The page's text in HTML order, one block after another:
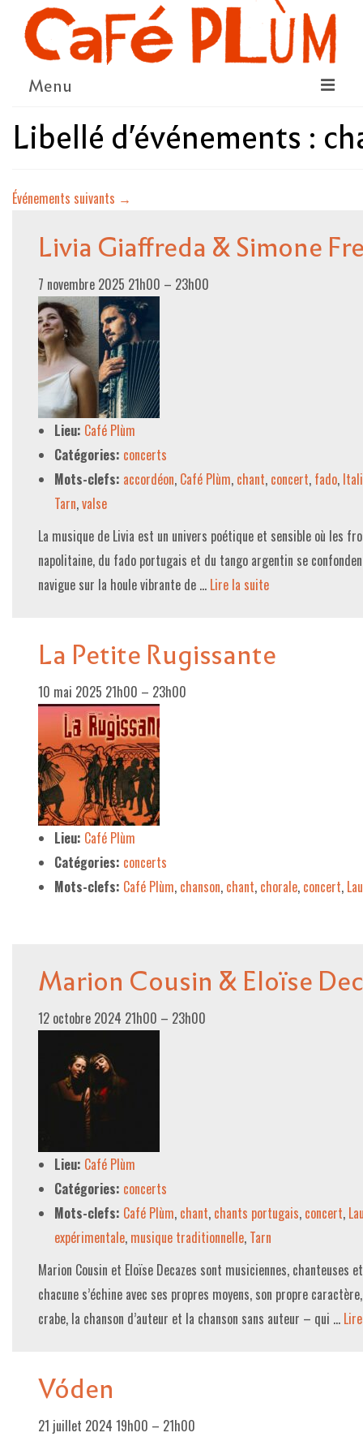
Menu
LE PROJET
LE CONSEIL COOPÉRATIF
DÉTAIL DES ÉVÉNEMENTS
LA SAISON CULTURELLE
AMI·ES ARTISTES
LE PROJET DE TERRITOIRE
LE CAFÉ/RESTO
LES FORMULES
LA CARTE
NOS FOURNISSEUR·EUSE·S
LA LIBRAIRIE
UNE LIBRAIRIE INDÉPENDANTE
LES EXPOSITIONS
INFOS & ACCESSIBILITÉ
Libellé d'événements :
Événements suivants →
Livia Giaffreda & Simone
7 novembre 2025 21h00 – 23h00
Lieu: Café Plùm
Catégories: concerts
Mots-clefs: accordéon, Café Plùm, chant, concert, fado,
Tarn,valse
La musique de Livia est un univers poétique et sensible où les
napolitaine, du fado portugais et du tango argentin se
navigue sur la houle vibrante de … Lire la suite­­
La Petite Rugissante
10 mai 2025 21h00 – 23h00
Lieu: Café Plùm
Catégories: concerts
Mots-clefs: Café Plùm, chanson, chant, chorale, concert,
Marion Cousin & Eloïse
12 octobre 2024 21h00 – 23h00
Lieu: Café Plùm
Catégories: concerts
Mots-clefs: Café Plùm, chant, chants portugais, concert,
expérimentale, musique traditionnelle, Tarn
Marion Cousin et Eloïse Decazes sont musiciennes, chanteuses
chacune s’échine avec ses propres moyens, son propre
crabe, la chanson d’auteur et la chanson sans auteur – qui …
Vóden
21 juillet 2024 19h00 – 21h00